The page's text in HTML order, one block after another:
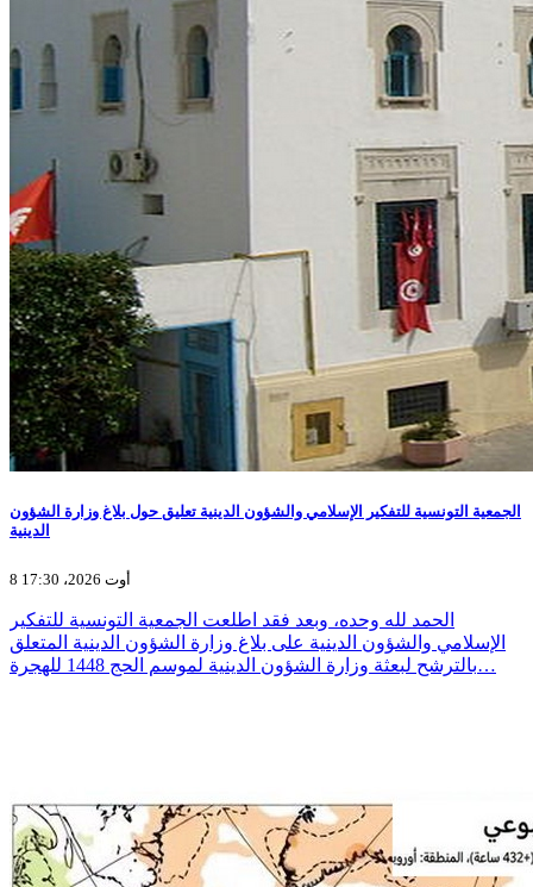
الجمعية التونسية للتفكير الإسلامي والشؤون الدينية تعليق حول بلاغ وزارة الشؤون
الدينية
8 أوت 2026، 17:30
الحمد لله وحده، وبعد فقد اطلعت الجمعية التونسية للتفكير
الإسلامي والشؤون الدينية على بلاغ وزارة الشؤون الدينية المتعلق
بالترشح لبعثة وزارة الشؤون الدينية لموسم الحج 1448 للهجرة…